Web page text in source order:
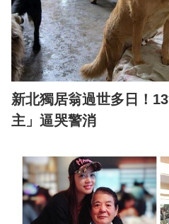
新北獨居翁過世多日！
主」逼哭警消